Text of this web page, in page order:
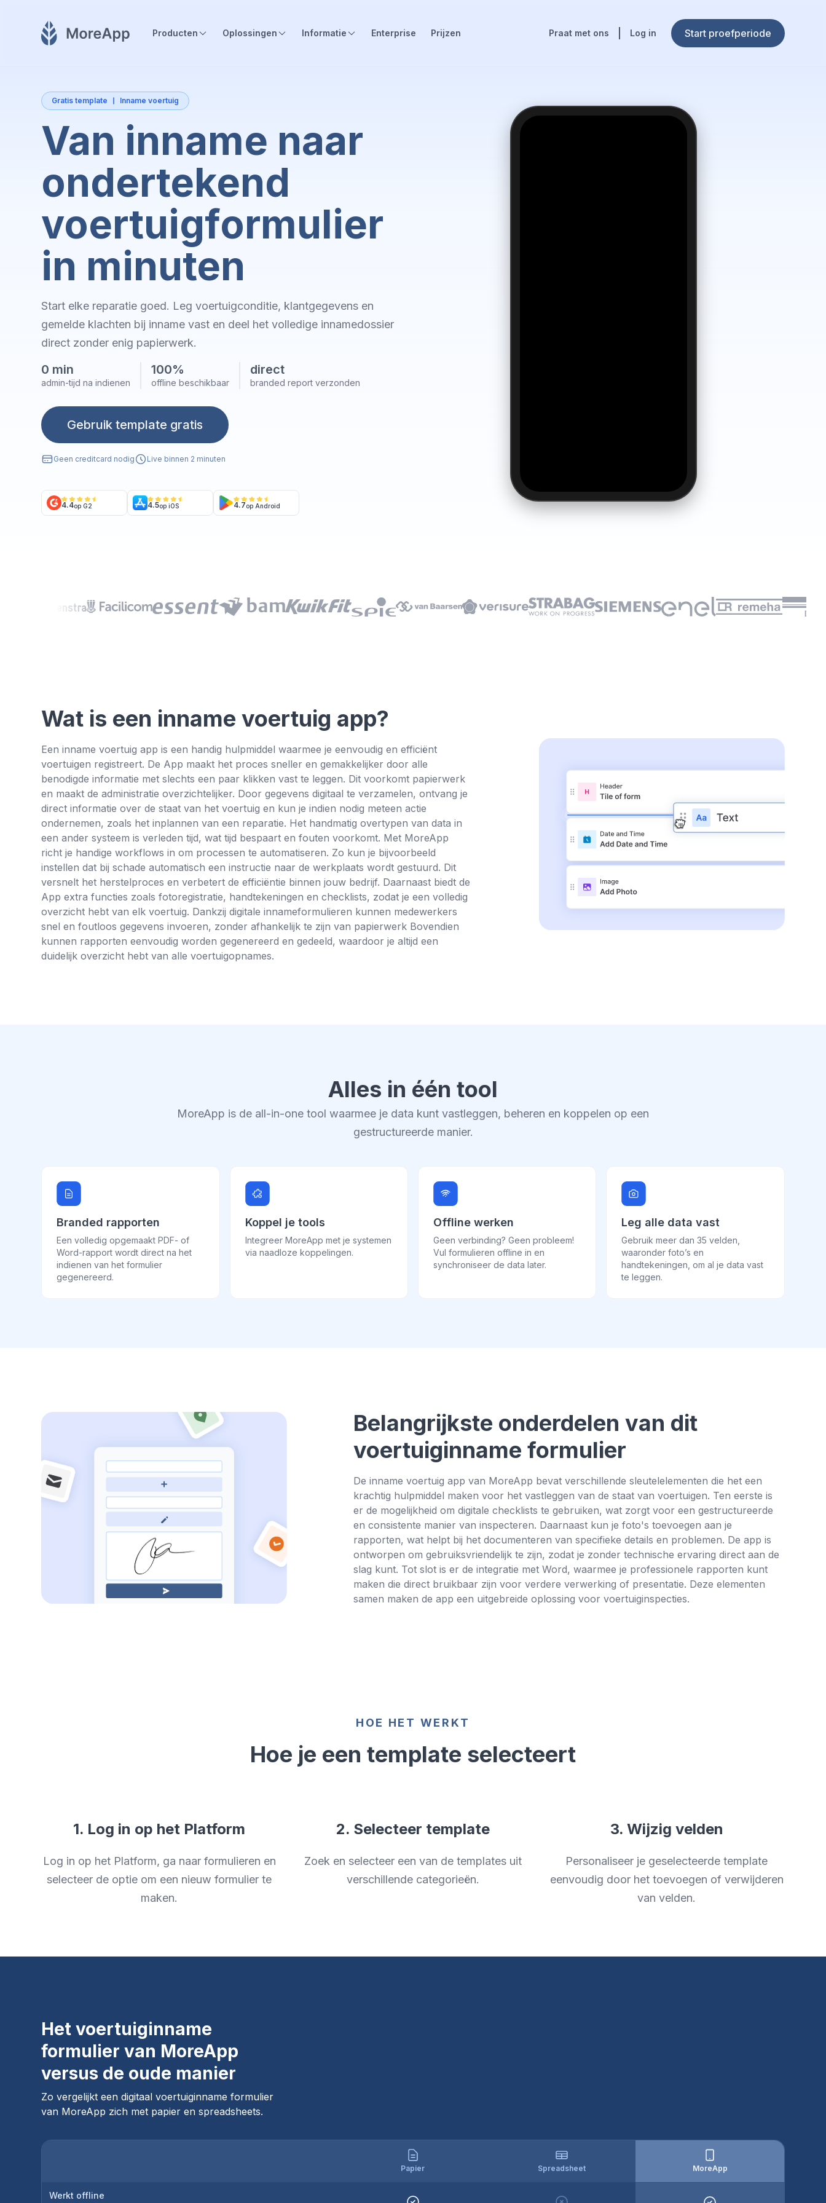
Producten Oplossingen Informatie Enterprise Prijzen Praat met ons Log in Start proefperiode
Gratis template Inname voertuig
Van inname naar
ondertekend
voertuigformulier
in minuten
Start elke reparatie goed. Leg voertuigconditie, klantgegevens en
gemelde klachten bij inname vast en deel het volledige innamedossier
direct zonder enig papierwerk.
0 min
admin-tijd na indienen
100%
offline beschikbaar
direct
branded report verzonden
Gebruik template gratis
Geen creditcard nodig Live binnen 2 minuten
4.4op G2 4.5op iOS 4.7op Android
Wat is een inname voertuig app?
Een inname voertuig app is een handig hulpmiddel waarmee je eenvoudig en efficiënt
voertuigen registreert. De App maakt het proces sneller en gemakkelijker door alle
benodigde informatie met slechts een paar klikken vast te leggen. Dit voorkomt papierwerk
en maakt de administratie overzichtelijker. Door gegevens digitaal te verzamelen, ontvang je
direct informatie over de staat van het voertuig en kun je indien nodig meteen actie
ondernemen, zoals het inplannen van een reparatie. Het handmatig overtypen van data in
een ander systeem is verleden tijd, wat tijd bespaart en fouten voorkomt. Met MoreApp
richt je handige workflows in om processen te automatiseren. Zo kun je bijvoorbeeld
instellen dat bij schade automatisch een instructie naar de werkplaats wordt gestuurd. Dit
versnelt het herstelproces en verbetert de efficiëntie binnen jouw bedrijf. Daarnaast biedt de
App extra functies zoals fotoregistratie, handtekeningen en checklists, zodat je een volledig
overzicht hebt van elk voertuig. Dankzij digitale innameformulieren kunnen medewerkers
snel en foutloos gegevens invoeren, zonder afhankelijk te zijn van papierwerk Bovendien
kunnen rapporten eenvoudig worden gegenereerd en gedeeld, waardoor je altijd een
duidelijk overzicht hebt van alle voertuigopnames.
Alles in één tool
MoreApp is de all-in-one tool waarmee je data kunt vastleggen, beheren en koppelen op een
gestructureerde manier.
Branded rapporten
Een volledig opgemaakt PDF- of
Word-rapport wordt direct na het
indienen van het formulier
gegenereerd.
Koppel je tools
Integreer MoreApp met je systemen
via naadloze koppelingen.
Offline werken
Geen verbinding? Geen probleem!
Vul formulieren offline in en
synchroniseer de data later.
Leg alle data vast
Gebruik meer dan 35 velden,
waaronder foto’s en
handtekeningen, om al je data vast
te leggen.
Belangrijkste onderdelen van dit
voertuiginname formulier
De inname voertuig app van MoreApp bevat verschillende sleutelelementen die het een
krachtig hulpmiddel maken voor het vastleggen van de staat van voertuigen. Ten eerste is
er de mogelijkheid om digitale checklists te gebruiken, wat zorgt voor een gestructureerde
en consistente manier van inspecteren. Daarnaast kun je foto's toevoegen aan je
rapporten, wat helpt bij het documenteren van specifieke details en problemen. De app is
ontworpen om gebruiksvriendelijk te zijn, zodat je zonder technische ervaring direct aan de
slag kunt. Tot slot is er de integratie met Word, waarmee je professionele rapporten kunt
maken die direct bruikbaar zijn voor verdere verwerking of presentatie. Deze elementen
samen maken de app een uitgebreide oplossing voor voertuiginspecties.
HOE HET WERKT
Hoe je een template selecteert
1. Log in op het Platform
Log in op het Platform, ga naar formulieren en
selecteer de optie om een nieuw formulier te
maken.
2. Selecteer template
Zoek en selecteer een van de templates uit
verschillende categorieën.
3. Wijzig velden
Personaliseer je geselecteerde template
eenvoudig door het toevoegen of verwijderen
van velden.
Het voertuiginname
formulier van MoreApp
versus de oude manier
Zo vergelijkt een digitaal voertuiginname formulier
van MoreApp zich met papier en spreadsheets.
Papier Spreadsheet MoreApp
Werkt offline